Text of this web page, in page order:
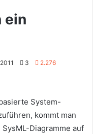
ein
3 2.276
System-
kommt man
Diagramme auf